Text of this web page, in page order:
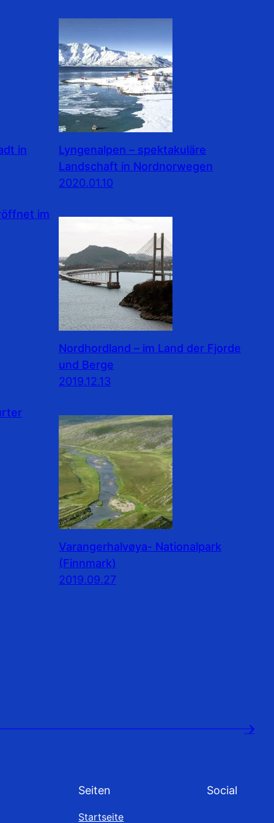
in
Lyngenalpen – spektakuläre
Landschaft in Nordnorwegen
2020.01.10
im
Nordhordland – im Land der Fjorde
und Berge
2019.12.13
Varangerhalvøya- Nationalpark
(Finnmark)
2019.09.27
→
Seiten
Startseite
Social